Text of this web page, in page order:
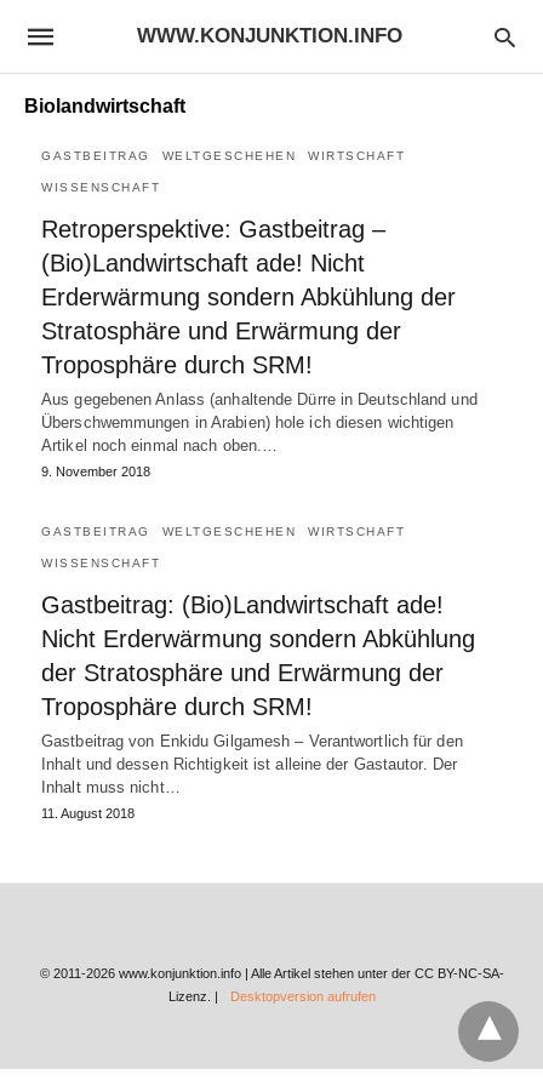
WWW.KONJUNKTION.INFO
Biolandwirtschaft
GASTBEITRAG WELTGESCHEHEN WIRTSCHAFT
WISSENSCHAFT
Retroperspektive: Gastbeitrag –
(Bio)Landwirtschaft ade! Nicht
Erderwärmung sondern Abkühlung der
Stratosphäre und Erwärmung der
Troposphäre durch SRM!
Aus gegebenen Anlass (anhaltende Dürre in Deutschland und
Überschwemmungen in Arabien) hole ich diesen wichtigen
Artikel noch einmal nach oben.…
9. November 2018
GASTBEITRAG WELTGESCHEHEN WIRTSCHAFT
WISSENSCHAFT
Gastbeitrag: (Bio)Landwirtschaft ade!
Nicht Erderwärmung sondern Abkühlung
der Stratosphäre und Erwärmung der
Troposphäre durch SRM!
Gastbeitrag von Enkidu Gilgamesh – Verantwortlich für den
Inhalt und dessen Richtigkeit ist alleine der Gastautor. Der
Inhalt muss nicht…
11. August 2018
© 2011-2026 www.konjunktion.info | Alle Artikel stehen unter der CC BY-NC-SA-
Lizenz. |
Desktopversion aufrufen